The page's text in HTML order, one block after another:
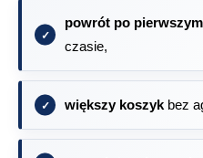
powrót po
czasie,
większy koszyk bez